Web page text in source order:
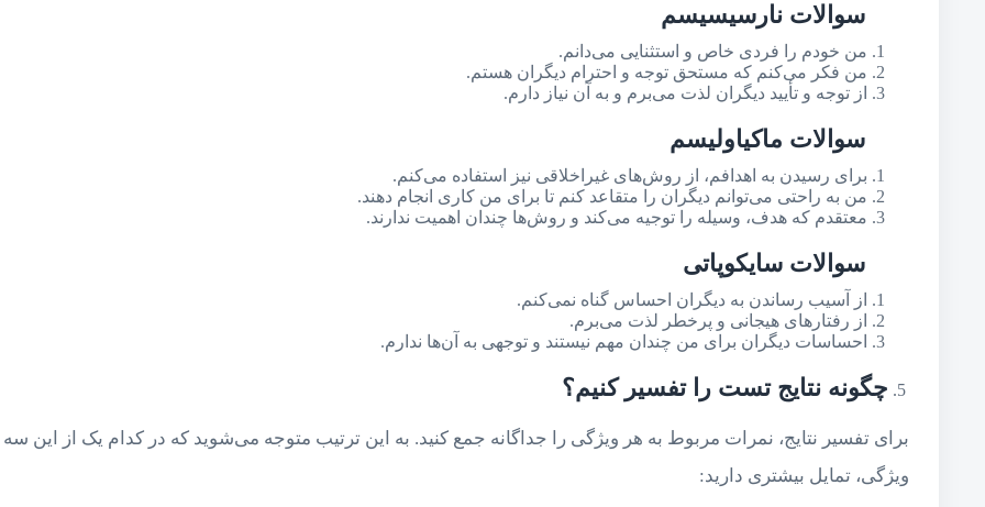
سوالات نارسیسیسم
من خودم را فردی خاص و استثنایی می‌دانم.
من فکر می‌کنم که مستحق توجه و احترام دیگران هستم.
از توجه و تأیید دیگران لذت می‌برم و به آن نیاز دارم.
سوالات ماکیاولیسم
برای رسیدن به اهدافم، از روش‌های غیراخلاقی نیز استفاده می‌کنم.
من به راحتی می‌توانم دیگران را متقاعد کنم تا برای من کاری انجام دهند.
معتقدم که هدف، وسیله را توجیه می‌کند و روش‌ها چندان اهمیت ندارند.
سوالات سایکوپاتی
از آسیب رساندن به دیگران احساس گناه نمی‌کنم.
از رفتارهای هیجانی و پرخطر لذت می‌برم.
احساسات دیگران برای من چندان مهم نیستند و توجهی به آن‌ها ندارم.
چگونه نتایج تست را تفسیر کنیم؟
برای تفسیر نتایج، نمرات مربوط به هر ویژگی را جداگانه جمع کنید. به این ترتیب متوجه می‌شوید که در کدام یک از این سه
ویژگی، تمایل بیشتری دارید: